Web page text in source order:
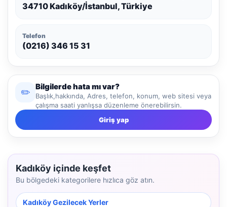
34710 Kadıköy/İstanbul, Türkiye
Telefon
(0216) 346 15 31
✏️
Bilgilerde hata mı var?
Başlık,hakkında, Adres, telefon, konum, web sitesi veya
çalışma saati yanlışsa düzenleme önerebilirsin.
Giriş yap
Kadıköy içinde keşfet
Bu bölgedeki kategorilere hızlıca göz atın.
Kadıköy Gezilecek Yerler